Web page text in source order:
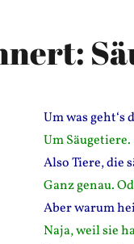
Um was geht‘s
Um Säugetiere.
Also Tiere, die
Ganz genau.
Aber warum
Naja, weil sie